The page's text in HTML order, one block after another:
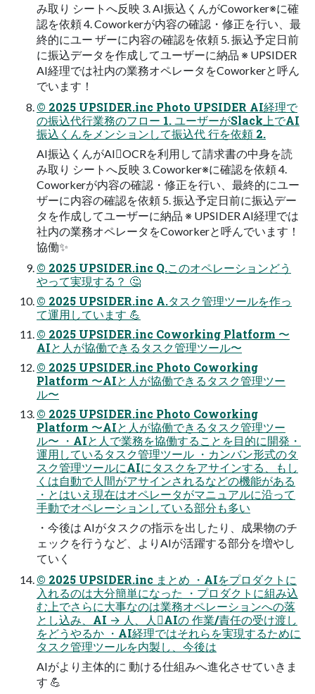
み取り シートへ反映 3. AI振込くんがCoworker※に確
認を依頼 4. Coworkerが内容の確認・修正を行い、最
終的にユー ザーに内容の確認を依頼 5. 振込予定日前
に振込データを作成してユーザーに納品 ※ UPSIDER
AI経理では社内の業務オペレータをCoworkerと呼ん
でいます！
© 2025 UPSIDER.inc Photo UPSIDER AI経理で
の振込代行業務のフロー 1. ユーザーがSlack上でAI
振込くんをメンションして振込代 行を依頼 2.
AI振込くんがAIOCRを利用して請求書の中身を読
み取り シートへ反映 3. Coworker※に確認を依頼 4.
Coworkerが内容の確認・修正を行い、最終的にユー
ザーに内容の確認を依頼 5. 振込予定日前に振込デー
タを作成してユーザーに納品 ※ UPSIDER AI経理では
社内の業務オペレータをCoworkerと呼んでいます！
協働✨
© 2025 UPSIDER.inc Q.このオペレーションどう
やって実現する？ 🤔
© 2025 UPSIDER.inc A.タスク管理ツールを作っ
て運用しています 💪
© 2025 UPSIDER.inc Coworking Platform 〜
AIと人が協働できるタスク管理ツール〜
© 2025 UPSIDER.inc Photo Coworking
Platform 〜AIと人が協働できるタスク管理ツー
ル〜
© 2025 UPSIDER.inc Photo Coworking
Platform 〜AIと人が協働できるタスク管理ツー
ル〜 ・AIと人で業務を協働することを目的に開発・
運用しているタスク管理ツール ・カンバン形式のタ
スク管理ツールにAIにタスクをアサインする、もし
くは自動で人間がアサインされるなどの機能がある
・とはいえ現在はオペレータがマニュアルに沿って
手動でオペレーションしている部分も多い
・今後は AIがタスクの指示を出したり、成果物のチ
ェックを行うなど、よりAIが活躍する部分を増やし
ていく
© 2025 UPSIDER.inc まとめ ・AIをプロダクトに
入れるのは大分簡単になった ・プロダクトに組み込
む上でさらに大事なのは業務オペレーションへの落
とし込み、AI → 人、人AIの 作業/責任の受け渡し
をどうやるか ・AI経理ではそれらを実現するために
タスク管理ツールを内製し、今後は
AIがより主体的に 動ける仕組みへ進化させていきま
す 💪